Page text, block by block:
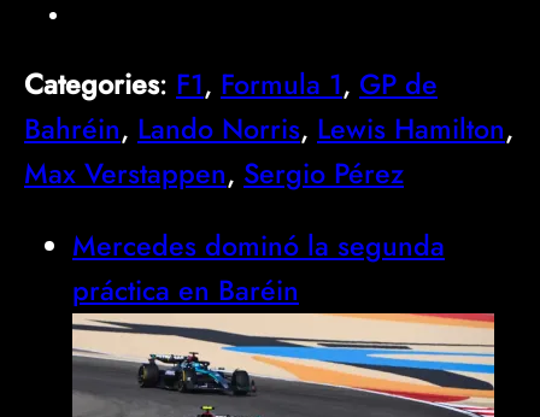
Categories: F1, Formula 1, GP de
Bahréin, Lando Norris, Lewis Hamilton
Max Verstappen, Sergio Pérez
Mercedes dominó la segunda
práctica en Baréin